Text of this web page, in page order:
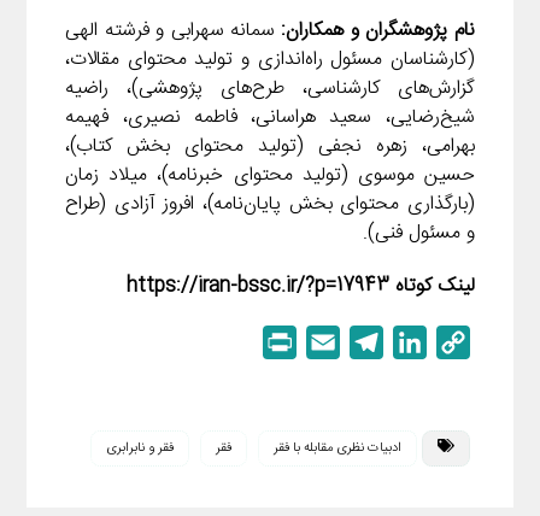
نام پژوهشگران و همکاران: سمانه سهرابی و فرشته الهی
(کارشناسان مسئول راه‌اندازی و تولید محتوای مقالات،
گزارش‌های کارشناسی، طرح‌های پژوهشی)، راضیه
شیخ‌رضایی، سعید هراسانی، فاطمه نصیری، فهیمه
بهرامی، زهره نجفی (تولید محتوای بخش کتاب)،
حسین موسوی (تولید محتوای خبرنامه)، میلاد زمان
(بارگذاری محتوای بخش پایان‌نامه)، افروز آزادی (طراح
و مسئول فنی).
لینک کوتاه https://iran-bssc.ir/?p=17943
L
k
e
T
e
g
i
l
ادبیات نظری مقابله با فقر فقر فقر و نابرابری